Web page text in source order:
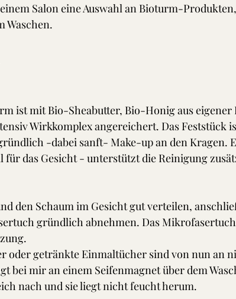
Salon eine Auswahl an Bioturm-
Waschen.
ist mit Bio-Sheabutter, Bio-Honig aus eigener
Wirkkomplex angereichert. Das Feststück
-dabei sanft- Make-up an den Kragen.
das Gesicht - unterstützt die Reinigung
den Schaum im Gesicht gut verteilen,
gründlich abnehmen. Das
oder getränkte Einmaltücher sind von nun an
bei mir an einem Seifenmagnet über dem
nach und sie liegt nicht feucht herum.